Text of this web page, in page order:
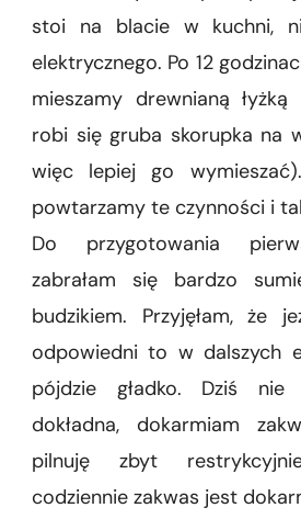
stoi na blacie w kuchni,
elektrycznego. Po 12
mieszamy drewnianą łyżką
robi się gruba skorupka na
więc lepiej go
powtarzamy te czynności i
Do przygotowania
zabrałam się bardzo
budzikiem. Przyjęłam, że
odpowiedni to w dalszych
pójdzie gładko. Dziś
dokładna, dokarmiam
pilnuję zbyt
codziennie zakwas jest